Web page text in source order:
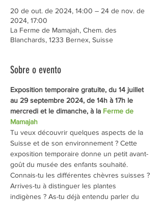
20 de out. de 2024, 14:00 – 24 de nov. de
2024, 17:00
La Ferme de Mamajah, Chem. des
Blanchards, 1233 Bernex, Suisse
Sobre o evento
Exposition temporaire gratuite, du 14 juillet
au 29 septembre 2024, de 14h à 17h le
mercredi et le dimanche, à la Ferme de
Mamajah
Tu veux découvrir quelques aspects de la
Suisse et de son environnement ? Cette
exposition temporaire donne un petit avant-
goût du musée des enfants souhaité.
Connais-tu les différentes chèvres suisses ?
Arrives-tu à distinguer les plantes
indigènes ? As-tu déjà entendu parler du